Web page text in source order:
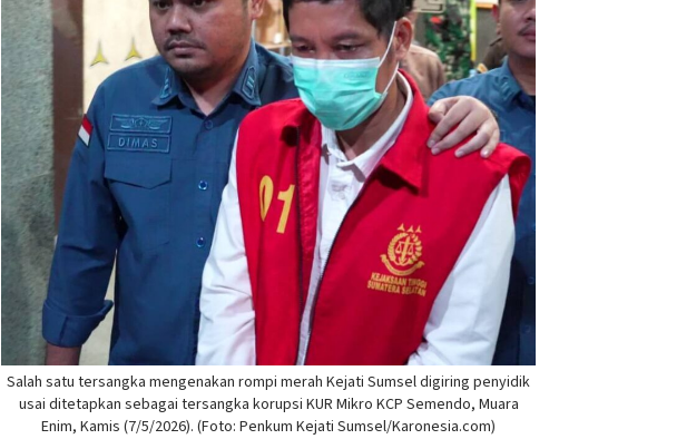
Salah satu tersangka mengenakan rompi merah Kejati Sumsel digiring penyidik
usai ditetapkan sebagai tersangka korupsi KUR Mikro KCP Semendo, Muara
Enim, Kamis (7/5/2026). (Foto: Penkum Kejati Sumsel/Karonesia.com)